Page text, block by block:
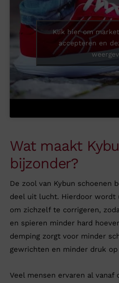
Klik hier om
accepteren en
Wat maakt
bijzonder?
De zool van Kybun schoenen
deel uit lucht. Hierdoor wordt
om zichzelf te corrigeren,
en spieren minder hard
demping zorgt voor minder
gewrichten en minder druk
Veel mensen ervaren al vanaf